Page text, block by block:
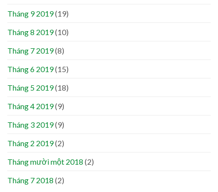
Tháng 9 2019(19)
Tháng 8 2019(10)
Tháng 7 2019(8)
Tháng 6 2019(15)
Tháng 5 2019(18)
Tháng 4 2019(9)
Tháng 3 2019(9)
Tháng 2 2019(2)
Tháng mười một 2018 (2)
Tháng 7 2018 (2)